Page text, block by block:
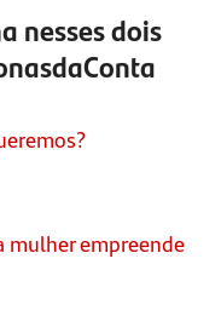
nesses dois
mulher empreende